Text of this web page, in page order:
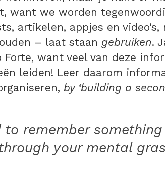
want we worden
artikelen, appjes en video’s,
– laat staan gebruiken.
want veel van deze
leiden! Leer daarom
by ‘building a
to remember something
your mental